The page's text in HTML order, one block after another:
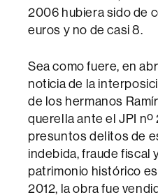
2006 hubiera sido de
euros y no de casi 8.
Sea como fuere, en
noticia de la
de los hermanos
querella ante el JPI
presuntos delitos de
indebida, fraude fiscal
patrimonio histórico
2012, la obra fue